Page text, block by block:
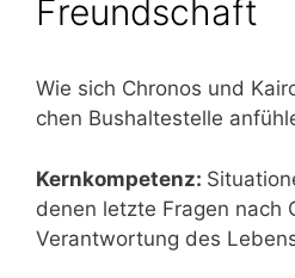
Freundschaft
Wie sich Chro­nos und
chen Bus­hal­te­stel­le
Kern­kom­pe­tenz:
denen letz­te Fra­gen nach
Ver­ant­wor­tung des